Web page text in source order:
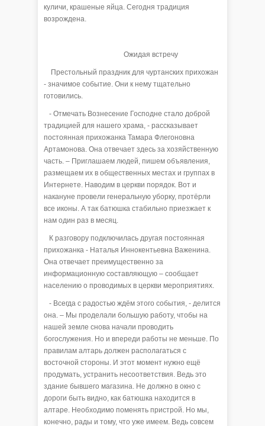
куличи, крашеные яйца. Сегодня традиция
возрождена.
Ожидая встречу
Престольный праздник для чуртанских прихожан
- значимое событие. Они к нему тщательно
готовились.
- Отмечать Вознесение Господне стало доброй
традицией для нашего храма, - рассказывает
постоянная прихожанка Тамара Флегоновна
Артамонова. Она отвечает здесь за хозяйственную
часть. – Приглашаем людей, пишем объявления,
размещаем их в общественных местах и группах в
Интернете. Наводим в церкви порядок. Вот и
накануне провели генеральную уборку, протёрли
все иконы. А так батюшка стабильно приезжает к
нам один раз в месяц.
К разговору подключилась другая постоянная
прихожанка - Наталья Иннокентьевна Важенина.
Она отвечает преимущественно за
информационную составляющую – сообщает
населению о проводимых в церкви мероприятиях.
- Всегда с радостью ждём этого события, - делится
она. – Мы проделали большую работу, чтобы на
нашей земле снова начали проводить
богослужения. Но и впереди работы не меньше. По
правилам алтарь должен располагаться с
восточной стороны. И этот момент нужно ещё
продумать, устранить несоответствия. Ведь это
здание бывшего магазина. Не должно в окно с
дороги быть видно, как батюшка находится в
алтаре. Необходимо поменять пристрой. Но мы,
конечно, рады и тому, что уже имеем. Ведь совсем